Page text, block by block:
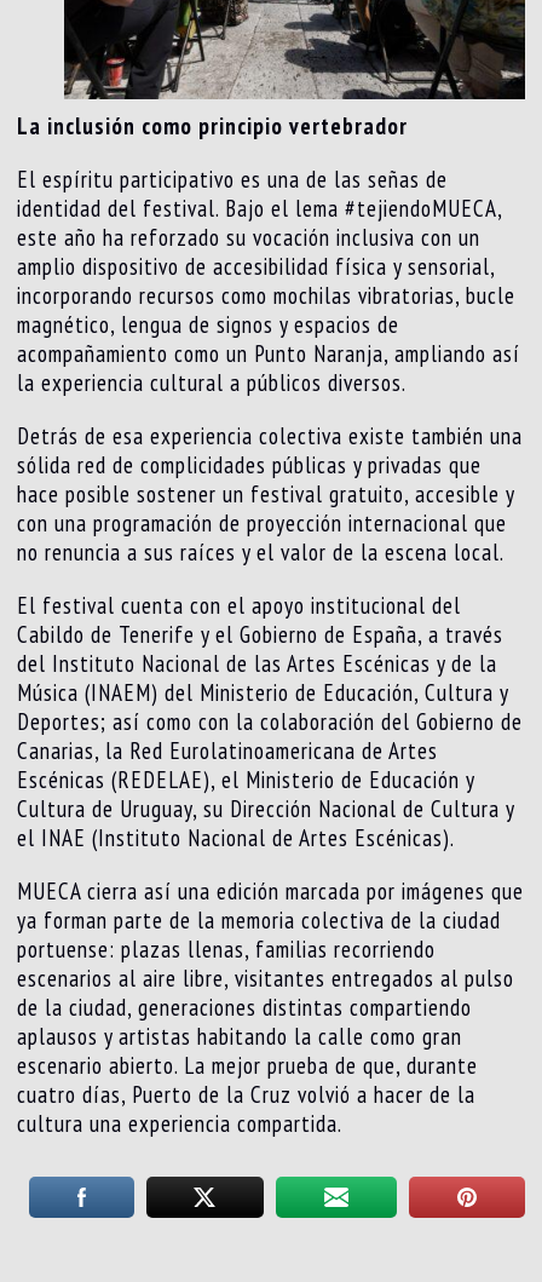
La inclusión como principio vertebrador
El espíritu participativo es una de las señas de
identidad del festival. Bajo el lema #tejiendoMUECA,
este año ha reforzado su vocación inclusiva con un
amplio dispositivo de accesibilidad física y sensorial,
incorporando recursos como mochilas vibratorias, bucle
magnético, lengua de signos y espacios de
acompañamiento como un Punto Naranja, ampliando así
la experiencia cultural a públicos diversos.
Detrás de esa experiencia colectiva existe también una
sólida red de complicidades públicas y privadas que
hace posible sostener un festival gratuito, accesible y
con una programación de proyección internacional que
no renuncia a sus raíces y el valor de la escena local.
El festival cuenta con el apoyo institucional del
Cabildo de Tenerife y el Gobierno de España, a través
del Instituto Nacional de las Artes Escénicas y de la
Música (INAEM) del Ministerio de Educación, Cultura y
Deportes; así como con la colaboración del Gobierno de
Canarias, la Red Eurolatinoamericana de Artes
Escénicas (REDELAE), el Ministerio de Educación y
Cultura de Uruguay, su Dirección Nacional de Cultura y
el INAE (Instituto Nacional de Artes Escénicas).
MUECA cierra así una edición marcada por imágenes que
ya forman parte de la memoria colectiva de la ciudad
portuense: plazas llenas, familias recorriendo
escenarios al aire libre, visitantes entregados al pulso
de la ciudad, generaciones distintas compartiendo
aplausos y artistas habitando la calle como gran
escenario abierto. La mejor prueba de que, durante
cuatro días, Puerto de la Cruz volvió a hacer de la
cultura una experiencia compartida.